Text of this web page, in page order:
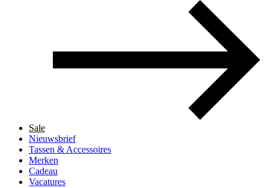
Sale
Nieuwsbrief
Tassen & Accessoires
Merken
Cadeau
Vacatures